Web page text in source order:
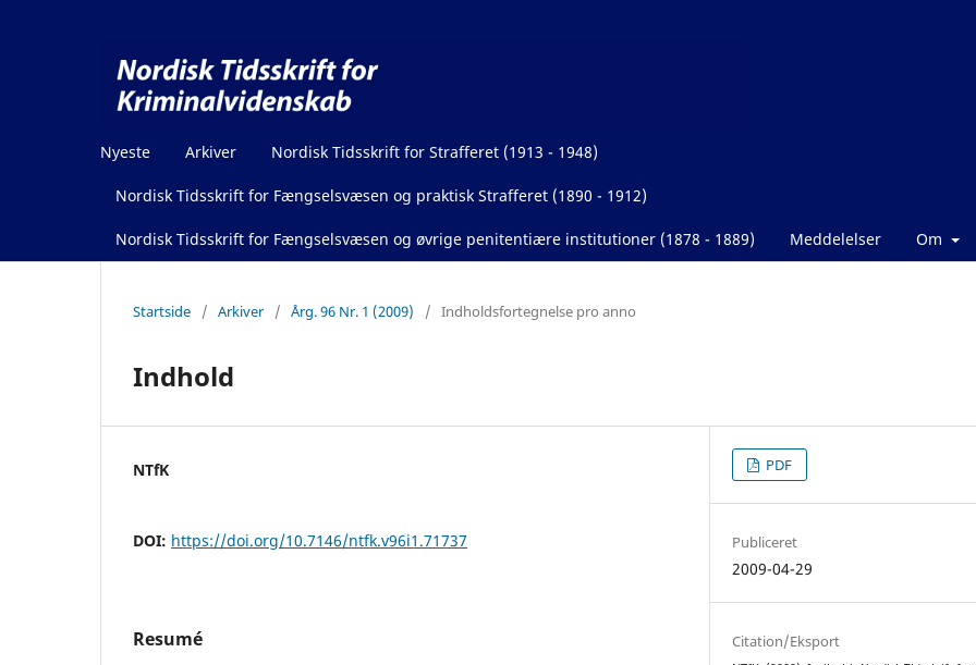
Nyeste Arkiver Nordisk Tidsskrift for Strafferet (1913 - 1948)
Nordisk Tidsskrift for Fængselsvæsen og praktisk Strafferet (1890 - 1912)
Nordisk Tidsskrift for Fængselsvæsen og øvrige penitentiære institutioner (1878 - 1889) Meddelelser Om
Startside / Arkiver / Årg. 96 Nr. 1 (2009) / Indholdsfortegnelse pro anno
Indhold
NTfK
DOI: https://doi.org/10.7146/ntfk.v96i1.71737
Resumé
PDF
Publiceret
2009-04-29
Citation/Eksport